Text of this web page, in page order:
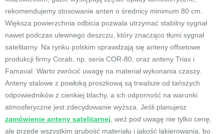
rekomendujemy stosowanie anten o średnicy minimum 80 cm.
Większa powierzchnia odbicia pozwala utrzymać stabilny sygnał
nawet podczas ulewnego deszczu, który znacząco tłumi sygnał
satelitarny. Na rynku polskim sprawdzają się anteny offsetowe
produkcji firmy Corab, np. seria COR-80, oraz anteny Triax i
Famaval. Warto zwrócić uwagę na materiał wykonania czaszy.
Anteny stalowe z powłoką proszkową są trwalsze od tańszych
odpowiedników z cienkiej blachy, a ich odporność na warunki
atmosferyczne jest zdecydowanie wyższa. Jeśli planujesz
zamówienie anteny satelitarnej , weź pod uwagę nie tylko cenę,
ale przede wszystkim grubość materiału i jakość lakierowania, bo